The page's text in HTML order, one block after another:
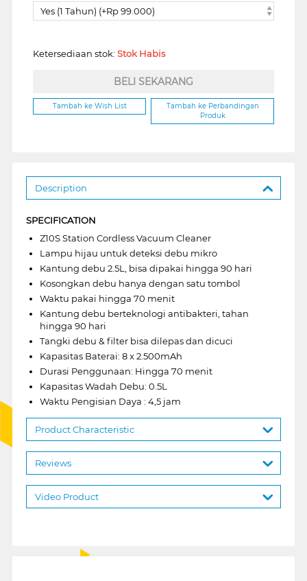
Yes (1 Tahun) (+Rp 99.000)
Ketersediaan stok: Stok Habis
BELI SEKARANG
Tambah ke Wish List
Tambah ke Perbandingan
Produk
Description
SPECIFICATION
Z10S Station Cordless Vacuum Cleaner
Lampu hijau untuk deteksi debu mikro
Kantung debu 2.5L, bisa dipakai hingga 90 hari
Kosongkan debu hanya dengan satu tombol
Waktu pakai hingga 70 menit
Kantung debu berteknologi antibakteri, tahan
hingga 90 hari
Tangki debu & filter bisa dilepas dan dicuci
Kapasitas Baterai: 8 x 2.500mAh
Durasi Penggunaan: Hingga 70 menit
Kapasitas Wadah Debu: 0.5L
Waktu Pengisian Daya : 4,5 jam
Product Characteristic
Reviews
Video Product